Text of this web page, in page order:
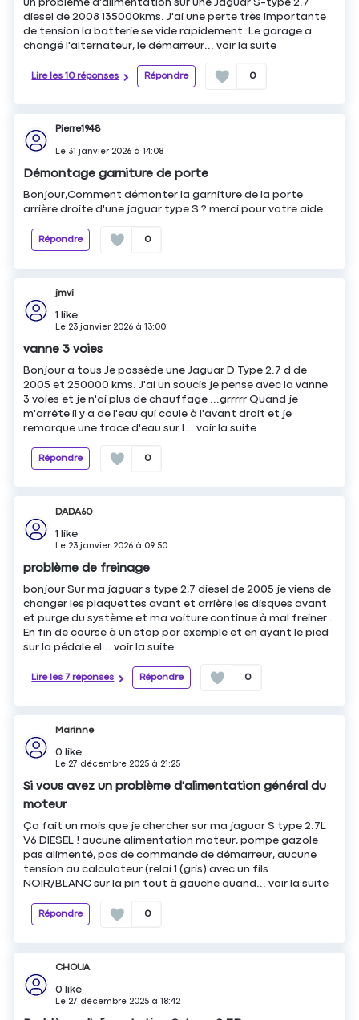
diesel de 2008 135000kms. J'ai une perte très importante
de tension la batterie se vide rapidement. Le garage a
changé l'alternateur, le démarreur...voir la suite
Lire les 10 réponses Répondre 0
Pierre1948
Le 31 janvier 2026 à14:08
Démontage garniture de porte
Bonjour,Comment démonter la garniture de la porte
arrière droite d'une jaguar type S ? merci pour votre aide.
Répondre 0
jmvi
1 like
Le 23 janvier 2026 à13:00
vanne 3 voies
Bonjour à tous Je possède une Jaguar D Type 2.7 d de
2005 et 250000 kms. J'ai un soucis je pense avec la vanne
3 voies et je n'ai plus de chauffage ...grrrrr Quand je
m'arrête il y a de l'eau qui coule à l'avant droit et je
remarque une trace d'eau sur l...voir la suite
Répondre 0
DADA60
1 like
Le 23 janvier 2026 à 09:50
problème de freinage
bonjour Sur ma jaguar s type 2,7 diesel de 2005 je viens de
changer les plaquettes avant et arrière les disques avant
et purge du système et ma voiture continue à mal freiner .
En fin de course à un stop par exemple et en ayant le pied
sur la pédale el...voir la suite
Lire les 7 réponses Répondre 0
Marinne
0 like
Le 27 décembre 2025 à 21:25
Si vous avez un problème d'alimentation général du
moteur
Ça fait un mois que je chercher sur ma jaguar S type 2.7L
V6 DIESEL ! aucune alimentation moteur, pompe gazole
pas alimenté, pas de commande de démarreur, aucune
tension au calculateur (relai 1 (gris) avec un fils
NOIR/BLANC sur la pin tout à gauche quand...voir la suite
Répondre 0
CHOUA
0 like
Le 27 décembre 2025 à18:42